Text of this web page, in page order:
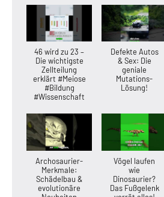
46 wird zu 23 –
Die wichtigste
Zellteilung
erklärt #Meiose
#Bildung
#Wissenschaft
Defekte Autos
& Sex: Die
geniale
Mutations-
Lösung!
Archosaurier-
Merkmale:
Schädelbau &
evolutionäre
Vögel laufen
wie
Dinosaurier?
Das Fußgelenk